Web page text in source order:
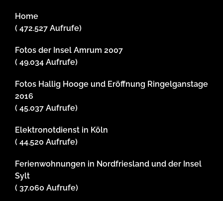
Home
( 472.527 Aufrufe)
Fotos der Insel Amrum 2007
( 49.034 Aufrufe)
Fotos Hallig Hooge und Eröffnung Ringelganstage
2016
( 45.037 Aufrufe)
Elektronotdienst in Köln
( 44.520 Aufrufe)
Ferienwohnungen in Nordfriesland und der Insel
Sylt
( 37.060 Aufrufe)